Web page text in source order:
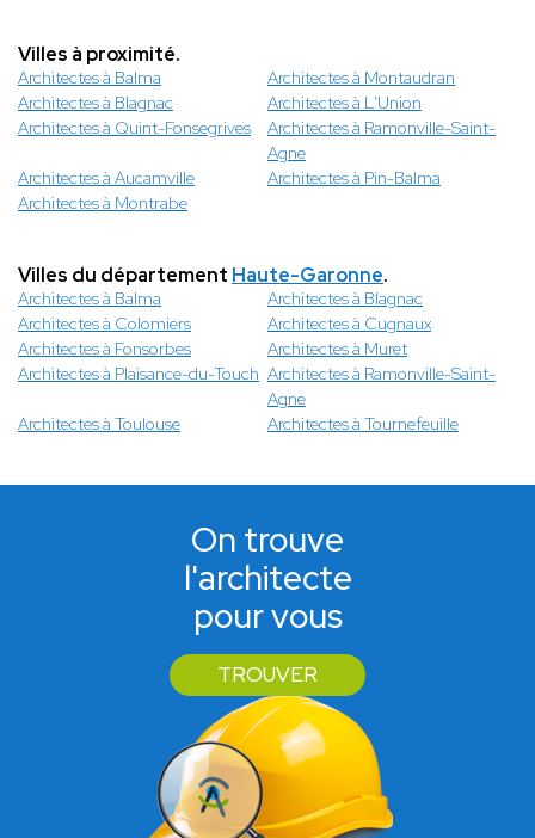
Villes à proximité.
Architectes à Balma
Architectes à Montaudran
Architectes à Blagnac
Architectes à L'Union
Architectes à Quint-Fonsegrives
Architectes à Ramonville-Saint-
Agne
Architectes à Aucamville
Architectes à Pin-Balma
Architectes à Montrabe
Villes du département Haute-Garonne.
Architectes à Balma
Architectes à Blagnac
Architectes à Colomiers
Architectes à Cugnaux
Architectes à Fonsorbes
Architectes à Muret
Architectes à Plaisance-du-Touch Architectes à Ramonville-Saint-
Agne
Architectes à Toulouse
Architectes à Tournefeuille
On trouve
l'architecte
pour vous
TROUVER